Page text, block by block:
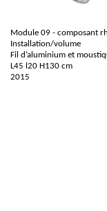
Module 09 - composant
Installation/volume
Fil d’aluminium et
L45 l20 H130 cm
2015